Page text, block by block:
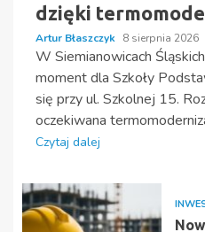
dzięki
Artur Błaszczyk 8 sierpnia 2026
W Siemianowicach
moment dla Szkoły
się przy ul. Szkolnej 15.
oczekiwana
Czytaj dalej